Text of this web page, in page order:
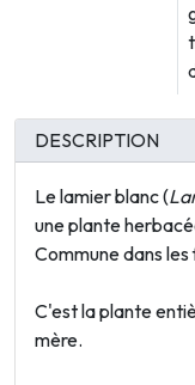
DESCRIPTION
Le lamier blanc (
une plante
Commune dans
C'est la plante
mère.